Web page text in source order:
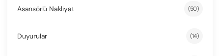
Asansörlü Nakliyat (50)
Duyurular (14)